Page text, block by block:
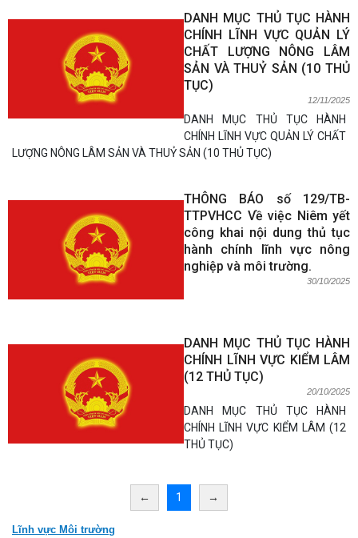
DANH MỤC THỦ TỤC HÀNH
CHÍNH LĨNH VỰC QUẢN LÝ
CHẤT LƯỢNG NÔNG LÂM
SẢN VÀ THUỶ SẢN (10 THỦ
TỤC)
12/11/2025
DANH MỤC THỦ TỤC HÀNH
CHÍNH LĨNH VỰC QUẢN LÝ CHẤT
LƯỢNG NÔNG LÂM SẢN VÀ THUỶ SẢN (10 THỦ TỤC)
THÔNG BÁO số 129/TB-
TTPVHCC Về việc Niêm yết
công khai nội dung thủ tục
hành chính lĩnh vực nông
nghiệp và môi trường.
30/10/2025
DANH MỤC THỦ TỤC HÀNH
CHÍNH LĨNH VỰC KIỂM LÂM
(12 THỦ TỤC)
20/10/2025
DANH MỤC THỦ TỤC HÀNH
CHÍNH LĨNH VỰC KIỂM LÂM (12
THỦ TỤC)
← 1 →
Lĩnh vực Môi trường